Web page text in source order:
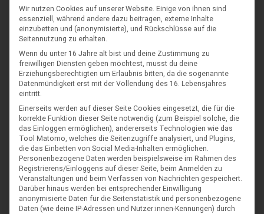
Landes-NAP 2026
Hameln
04
Sep.
Spiele im XXL-Format
4. Sep. 26
Suderburg
[alle Veranstaltungen]
AKTUELLE BEITRÄGE AUF INSTAGRAM
Wir nutzen Cookies auf unserer Website. Einige von ihnen sind
essenziell, während andere dazu beitragen, externe Inhalte
einzubetten und (anonymisierte), und Rückschlüsse auf die
Seitennutzung zu erhalten.
Wenn du unter 16 Jahre alt bist und deine Zustimmung zu
freiwilligen Diensten geben möchtest, musst du deine
Erziehungsberechtigten um Erlaubnis bitten, da die sogenannte
Datenmündigkeit erst mit der Vollendung des 16. Lebensjahres
eintritt.
Einerseits werden auf dieser Seite Cookies eingesetzt, die für die
korrekte Funktion dieser Seite notwendig (zum Beispiel solche, die
das Einloggen ermöglichen), andererseits Technologien wie das
Tool Matomo, welches die Seitenzugriffe analysiert, und Plugins,
die das Einbetten von Social Media-Inhalten ermöglichen.
Personenbezogene Daten werden beispielsweise im Rahmen des
Registrierens/Einloggens auf dieser Seite, beim Anmelden zu
Veranstaltungen und beim Verfassen von Nachrichten gespeichert.
Darüber hinaus werden bei entsprechender Einwilligung
anonymisierte Daten für die Seitenstatistik und personenbezogene
Daten (wie deine IP-Adressen und Nutzer:innen-Kennungen) durch